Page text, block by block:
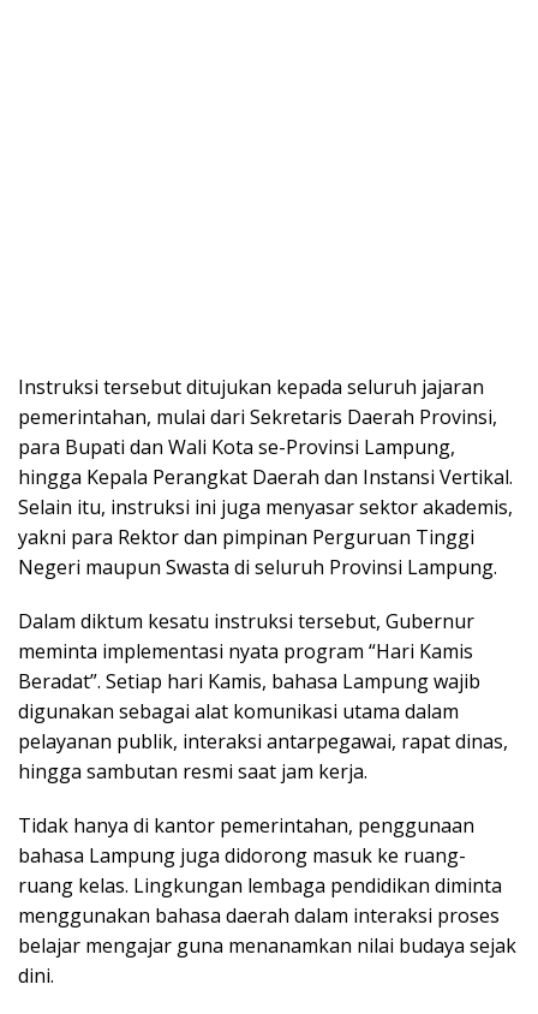
Instruksi tersebut ditujukan kepada seluruh jajaran
pemerintahan, mulai dari Sekretaris Daerah Provinsi,
para Bupati dan Wali Kota se-Provinsi Lampung,
hingga Kepala Perangkat Daerah dan Instansi Vertikal.
Selain itu, instruksi ini juga menyasar sektor akademis,
yakni para Rektor dan pimpinan Perguruan Tinggi
Negeri maupun Swasta di seluruh Provinsi Lampung.
Dalam diktum kesatu instruksi tersebut, Gubernur
meminta implementasi nyata program “Hari Kamis
Beradat”. Setiap hari Kamis, bahasa Lampung wajib
digunakan sebagai alat komunikasi utama dalam
pelayanan publik, interaksi antarpegawai, rapat dinas,
hingga sambutan resmi saat jam kerja.
Tidak hanya di kantor pemerintahan, penggunaan
bahasa Lampung juga didorong masuk ke ruang-
ruang kelas. Lingkungan lembaga pendidikan diminta
menggunakan bahasa daerah dalam interaksi proses
belajar mengajar guna menanamkan nilai budaya sejak
dini.